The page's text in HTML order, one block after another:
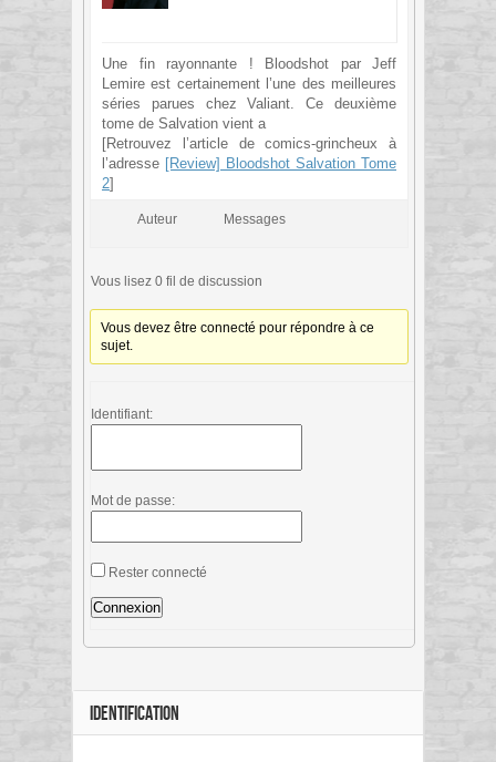
Une fin rayonnante ! Bloodshot par Jeff
Lemire est certainement l’une des meilleures
séries parues chez Valiant. Ce deuxième
tome de Salvation vient a
[Retrouvez l’article de comics-grincheux à
l’adresse [Review] Bloodshot Salvation Tome
2]
Auteur Messages
Vous lisez 0 fil de discussion
Vous devez être connecté pour répondre à ce
sujet.
Identifiant:
Mot de passe:
Rester connecté
Connexion
IDENTIFICATION